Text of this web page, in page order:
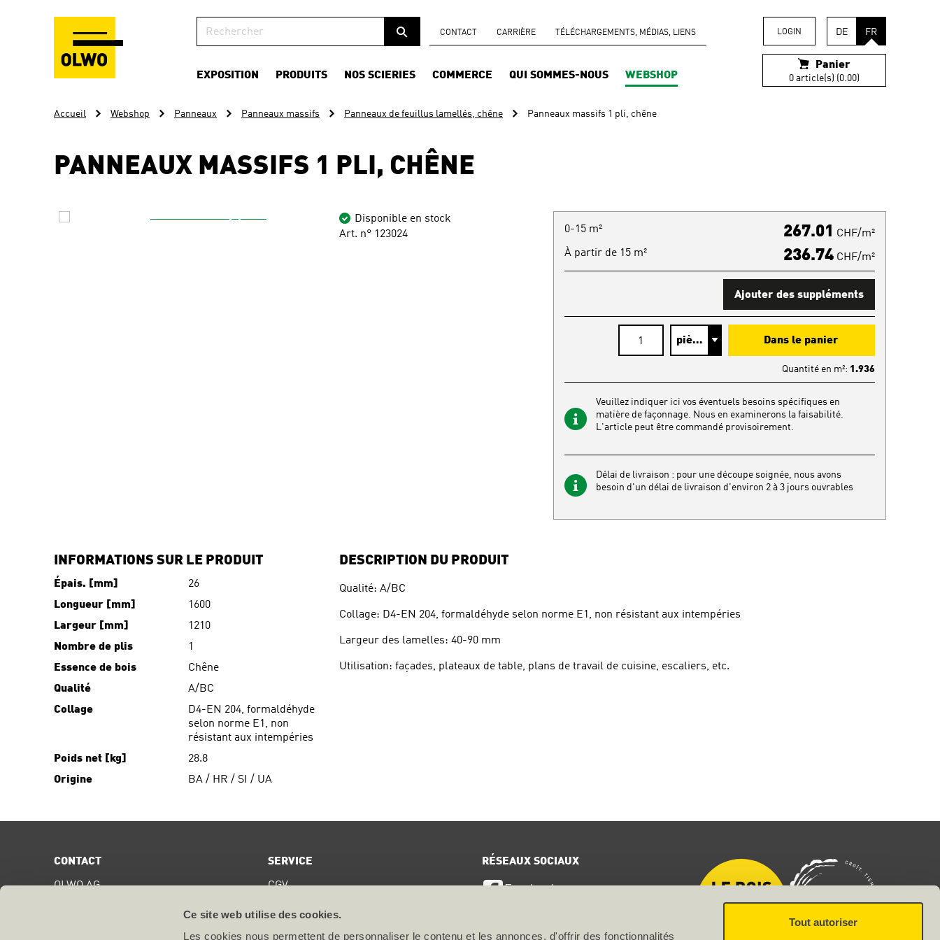
Ce site web utilise des cookies.
Les cookies nous permettent de personnaliser le contenu et les annonces, d'offrir des fonctionnalités
Tout autoriser
CONTACT CARRIÈRE TÉLÉCHARGEMENTS, MÉDIAS, LIENS DE FR
LOGIN
Panier
0 article(s) (0.00)
EXPOSITION PRODUITS NOS SCIERIES COMMERCE QUI SOMMES-NOUS WEBSHOP
Accueil Webshop Panneaux Panneaux massifs Panneaux de feuillus lamellés, chêne Panneaux massifs 1 pli, chêne
PANNEAUX MASSIFS 1 PLI, CHÊNE
Disponible en stock
Art. n° 123024
0-15 m² 267.01 CHF/m²
À partir de 15 m²
236.74 CHF/m²
Ajouter des suppléments
Dans le panier
Quantité en m²: 1.936
Veuillez indiquer ici vos éventuels besoins spécifiques en
matière de façonnage. Nous en examinerons la faisabilité.
L'article peut être commandé provisoirement.
Délai de livraison : pour une découpe soignée, nous avons
besoin d'un délai de livraison d'environ 2 à 3 jours ouvrables
INFORMATIONS SUR LE PRODUIT
Épais. [mm]
26
Longueur [mm]
1600
Largeur [mm]
1210
Nombre de plis
1
Essence de bois
Chêne
Qualité
A/BC
Collage
D4-EN 204, formaldéhyde
selon norme E1, non
résistant aux intempéries
Poids net [kg]
28.8
Origine
BA / HR / SI / UA
DESCRIPTION DU PRODUIT
Qualité: A/BC
Collage: D4-EN 204, formaldéhyde selon norme E1, non résistant aux intempéries
Largeur des lamelles: 40-90 mm
Utilisation: façades, plateaux de table, plans de travail de cuisine, escaliers, etc.
CONTACT
OLWO AG
SERVICE
CGV
Digital Service
Certificats
RÉSEAUX SOCIAUX
Facebook